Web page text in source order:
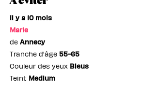
il y a 10 mois
Marie
de Annecy
Tranche d'âge 55-65
Couleur des yeux Bleus
Teint Medium